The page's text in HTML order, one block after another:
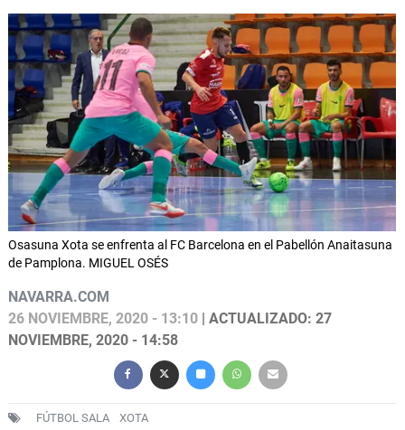
Osasuna Xota se enfrenta al FC Barcelona en el Pabellón Anaitasuna
de Pamplona. MIGUEL OSÉS
NAVARRA.COM
26 NOVIEMBRE, 2020 - 13:10 | ACTUALIZADO: 27
NOVIEMBRE, 2020 - 14:58
FÚTBOL SALA XOTA